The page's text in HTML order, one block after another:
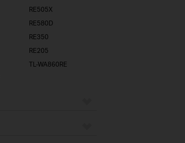
RE505X
RE580D
RE350
RE205
TL-WA860RE